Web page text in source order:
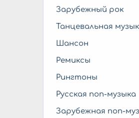
Зарубежный рок
Танцевальная
Шансон
Ремиксы
Рингтоны
Русская поп-музыка
Зарубежная поп-